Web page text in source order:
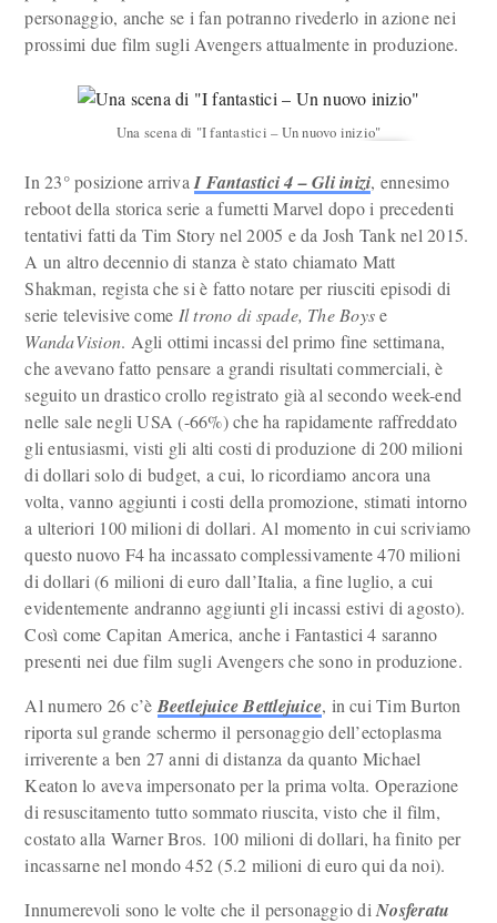
personaggio, anche se i fan potranno rivederlo in azione nei
prossimi due film sugli Avengers attualmente in produzione.
Una scena di "I fantastici – Un nuovo inizio"
In 23° posizione arrivaI Fantastici 4 – Gli inizi, ennesimo
reboot della storica serie a fumetti Marvel dopo i precedenti
tentativi fatti da Tim Story nel 2005 e da Josh Tank nel 2015.
A un altro decennio di stanza è stato chiamato Matt
Shakman, regista che si è fatto notare per riusciti episodi di
serie televisive come Il trono di spade, The Boyse
WandaVision. Agli ottimi incassi del primo fine settimana,
che avevano fatto pensare a grandi risultati commerciali, è
seguito un drastico crollo registrato già al secondo week-end
nelle sale negli USA (-66%) che ha rapidamente raffreddato
gli entusiasmi, visti gli alti costi di produzione di 200 milioni
di dollari solo di budget, a cui, lo ricordiamo ancora una
volta, vanno aggiunti i costi della promozione, stimati intorno
a ulteriori 100 milioni di dollari. Al momento in cui scriviamo
questo nuovo F4 ha incassato complessivamente 470 milioni
di dollari (6 milioni di euro dall’Italia, a fine luglio, a cui
evidentemente andranno aggiunti gli incassi estivi di agosto).
Così come Capitan America, anche i Fantastici 4 saranno
presenti nei due film sugli Avengers che sono in produzione.
Al numero 26 c’è Beetlejuice Bettlejuice, in cui Tim Burton
riporta sul grande schermo il personaggio dell’ectoplasma
irriverente a ben 27 anni di distanza da quanto Michael
Keaton lo aveva impersonato per la prima volta. Operazione
di resuscitamento tutto sommato riuscita, visto che il film,
costato alla Warner Bros. 100 milioni di dollari, ha finito per
incassarne nel mondo 452 (5.2 milioni di euro qui da noi).
Innumerevoli sono le volte che il personaggio diNosferatu